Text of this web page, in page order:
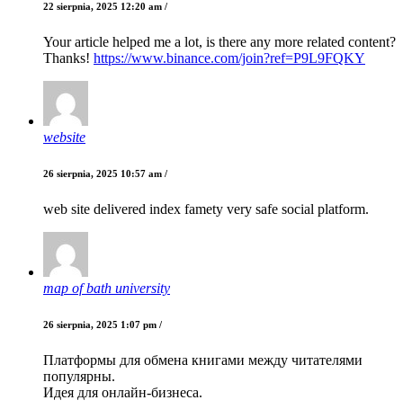
22 sierpnia, 2025 12:20 am /
Your article helped me a lot, is there any more related content?
Thanks! https://www.binance.com/join?ref=P9L9FQKY
website
26 sierpnia, 2025 10:57 am /
web site delivered index famety very safe social platform.
map of bath university
26 sierpnia, 2025 1:07 pm /
Платформы для обмена книгами между читателями
популярны.
Идея для онлайн-бизнеса.